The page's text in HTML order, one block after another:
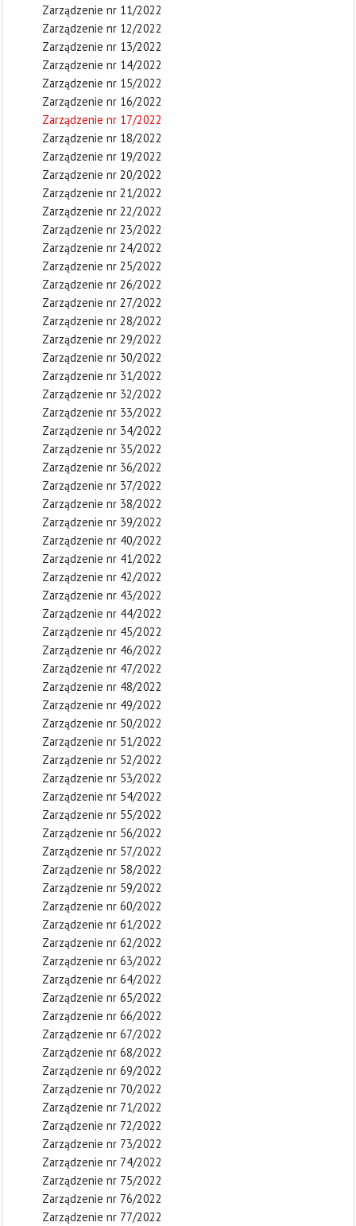
Zarządzenie nr 11/2022
Zarządzenie nr 12/2022
Zarządzenie nr 13/2022
Zarządzenie nr 14/2022
Zarządzenie nr 15/2022
Zarządzenie nr 16/2022
Zarządzenie nr 17/2022
Zarządzenie nr 18/2022
Zarządzenie nr 19/2022
Zarządzenie nr 20/2022
Zarządzenie nr 21/2022
Zarządzenie nr 22/2022
Zarządzenie nr 23/2022
Zarządzenie nr 24/2022
Zarządzenie nr 25/2022
Zarządzenie nr 26/2022
Zarządzenie nr 27/2022
Zarządzenie nr 28/2022
Zarządzenie nr 29/2022
Zarządzenie nr 30/2022
Zarządzenie nr 31/2022
Zarządzenie nr 32/2022
Zarządzenie nr 33/2022
Zarządzenie nr 34/2022
Zarządzenie nr 35/2022
Zarządzenie nr 36/2022
Zarządzenie nr 37/2022
Zarządzenie nr 38/2022
Zarządzenie nr 39/2022
Zarządzenie nr 40/2022
Zarządzenie nr 41/2022
Zarządzenie nr 42/2022
Zarządzenie nr 43/2022
Zarządzenie nr 44/2022
Zarządzenie nr 45/2022
Zarządzenie nr 46/2022
Zarządzenie nr 47/2022
Zarządzenie nr 48/2022
Zarządzenie nr 49/2022
Zarządzenie nr 50/2022
Zarządzenie nr 51/2022
Zarządzenie nr 52/2022
Zarządzenie nr 53/2022
Zarządzenie nr 54/2022
Zarządzenie nr 55/2022
Zarządzenie nr 56/2022
Zarządzenie nr 57/2022
Zarządzenie nr 58/2022
Zarządzenie nr 59/2022
Zarządzenie nr 60/2022
Zarządzenie nr 61/2022
Zarządzenie nr 62/2022
Zarządzenie nr 63/2022
Zarządzenie nr 64/2022
Zarządzenie nr 65/2022
Zarządzenie nr 66/2022
Zarządzenie nr 67/2022
Zarządzenie nr 68/2022
Zarządzenie nr 69/2022
Zarządzenie nr 70/2022
Zarządzenie nr 71/2022
Zarządzenie nr 72/2022
Zarządzenie nr 73/2022
Zarządzenie nr 74/2022
Zarządzenie nr 75/2022
Zarządzenie nr 76/2022
Zarządzenie nr 77/2022